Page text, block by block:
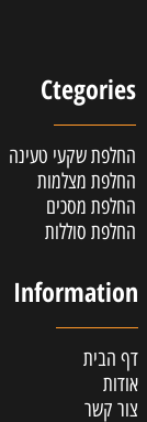
Ctegories
החלפת שקעי טעינה
החלפת מצלמות
החלפת מסכים
החלפת סוללות
Information
דף הבית
אודות
צור קשר